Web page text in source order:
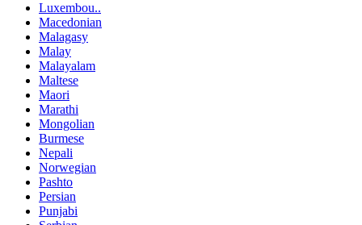
Luxembou..
Macedonian
Malagasy
Malay
Malayalam
Maltese
Maori
Marathi
Mongolian
Burmese
Nepali
Norwegian
Pashto
Persian
Punjabi